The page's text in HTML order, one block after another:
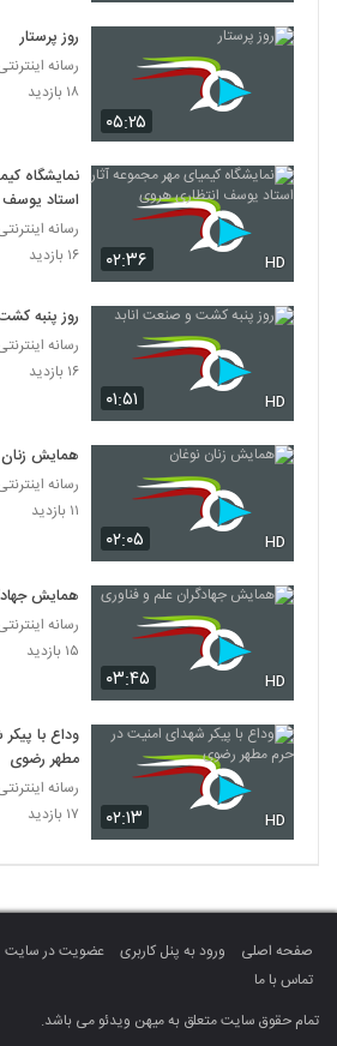
۰۵:۲۵
روز پرستار
رسانه
۱۸ بازدید
۰۲:۳۶ HD
نمایشگاه
استاد
رسانه
۱۶ بازدید
۰۱:۵۱ HD
روز پنبه
رسانه
۱۶ بازدید
۰۲:۰۵ HD
همایش
رسانه
۱۱ بازدید
۰۳:۴۵ HD
همایش
رسانه
۱۵ بازدید
۰۲:۱۳ HD
وداع با
مطهر رضوی
رسانه
۱۷ بازدید
صفحه اصلی ورود به پنل کاربری عضویت در سایت
تماس با ما
تمام حقوق سایت متعلق به میهن ویدئو می باشد.